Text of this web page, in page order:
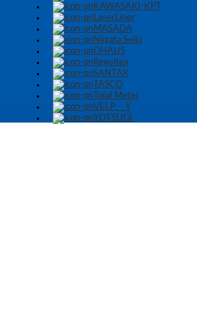
KAWASAKI-KPT
LaserLiner
MASADA
Niigata Seiki
OHAUS
Regeltex
SANTAK
TASCO
Total Meter
VELP – Ý
YOTSUGI